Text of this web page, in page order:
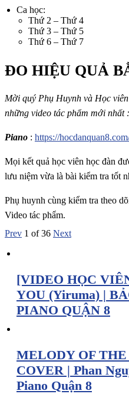
Ca học:
Thứ 2 – Thứ 4
Thứ 3 – Thứ 5
Thứ 6 – Thứ 7
ĐO HIỆU QUẢ
Mời quý Phụ Huynh và Học
những video tác phẩm mới nhất :
Piano : https://
Mọi kết quả học viên học đàn
lưu niệm vừa là bài kiểm tra tốt
Phụ huynh cùng kiểm tra theo
Video tác phẩm.
Prev 1 of 36 Next
[VIDEO HỌC
YOU (Yiruma) |
PIANO QUẬN 8
MELODY OF
COVER | Phan
Piano Quận 8